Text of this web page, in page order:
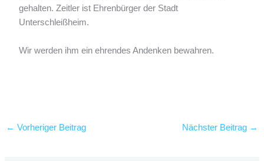
gehalten. Zeitler ist Ehrenbürger der Stadt
Unterschleißheim.
Wir werden ihm ein ehrendes Andenken bewahren.
← Vorheriger Beitrag Nächster Beitrag →